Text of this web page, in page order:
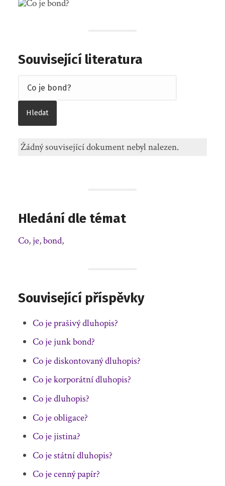
Související literatura
Žádný související dokument nebyl nalezen.
Hledání dle témat
Co,je,bond,
Související příspěvky
Co je prašivý dluhopis?
Co je junk bond?
Co je diskontovaný dluhopis?
Co je korporátní dluhopis?
Co je dluhopis?
Co je obligace?
Co je jistina?
Co je státní dluhopis?
Co je cenný papír?